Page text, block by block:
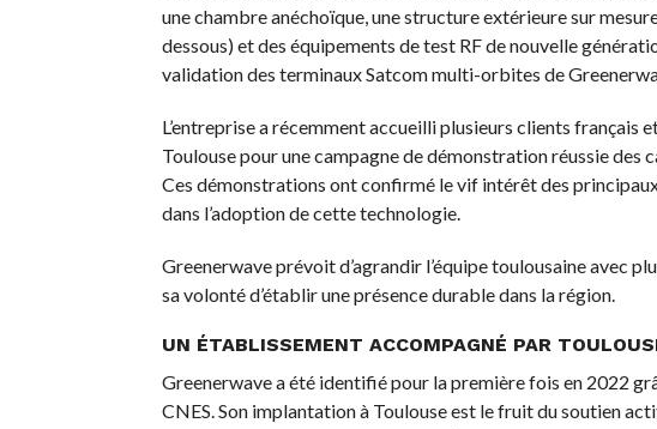
une chambre anéchoïque, une structure extérieure sur
dessous) et des équipements de test RF de nouvelle
validation des terminaux Satcom multi-orbites de
L’entreprise a récemment accueilli plusieurs clients français
Toulouse pour une campagne de démonstration réussie
Ces démonstrations ont confirmé le vif intérêt des
dans l’adoption de cette technologie.
Greenerwave prévoit d’agrandir l’équipe toulousaine avec
sa volonté d’établir une présence durable dans la région.
UN ÉTABLISSEMENT ACCOMPAGNÉ PAR
Greenerwave a été identifié pour la première fois en 2022
CNES. Son implantation à Toulouse est le fruit du soutien